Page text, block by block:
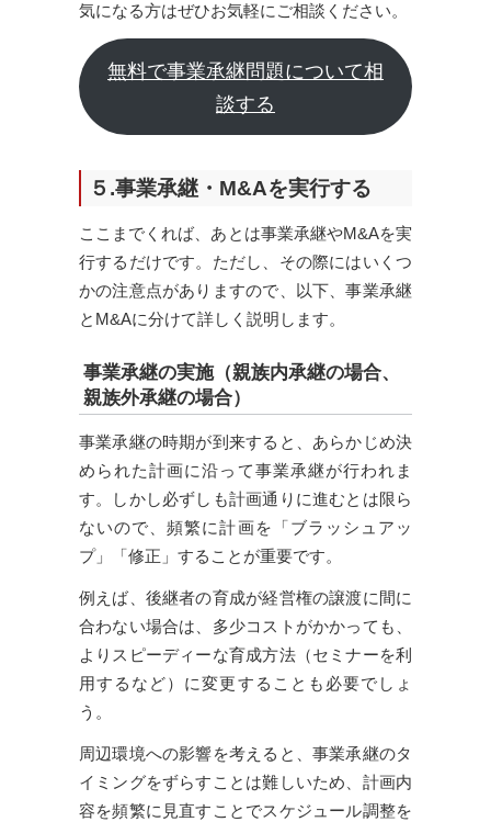
気になる方はぜひお気軽にご相談ください。
無料で事業承継問題について相
談する
５.事業承継・M&Aを実行する
ここまでくれば、あとは事業承継やM&Aを実
行するだけです。ただし、その際にはいくつ
かの注意点がありますので、以下、事業承継
とM&Aに分けて詳しく説明します。
事業承継の実施（親族内承継の場合、
親族外承継の場合）
事業承継の時期が到来すると、あらかじめ決
められた計画に沿って事業承継が行われま
す。しかし必ずしも計画通りに進むとは限ら
ないので、頻繁に計画を「ブラッシュアッ
プ」「修正」することが重要です。
例えば、後継者の育成が経営権の譲渡に間に
合わない場合は、多少コストがかかっても、
よりスピーディーな育成方法（セミナーを利
用するなど）に変更することも必要でしょ
う。
周辺環境への影響を考えると、事業承継のタ
イミングをずらすことは難しいため、計画内
容を頻繁に見直すことでスケジュール調整を